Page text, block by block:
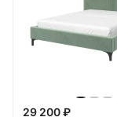
29 200 ₽